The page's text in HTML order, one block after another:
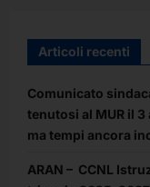
Articoli recenti
Comunicato
tenutosi al MUR il
ma tempi ancora
ARAN – CCNL